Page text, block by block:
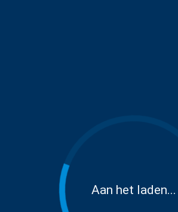
Aan het laden...